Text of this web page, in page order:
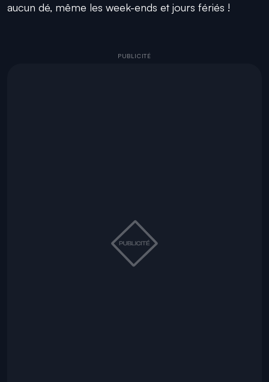
aucun dé, même les week-ends et jours fériés !